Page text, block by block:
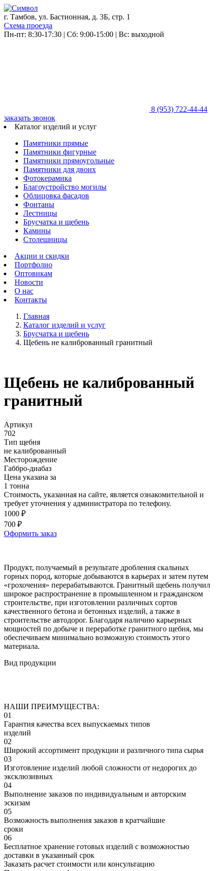
г. Тамбов, ул. Бастионная, д. 3Б, стр. 1
Схема проезда
Пн-пт: 8:30-17:30 | Сб: 9:00-15:00 | Вс: выходной
8 (953) 722-44-44
заказать звонок
Каталог изделий и услуг
Памятники прямые
Памятники фигурные
Памятники прямоугольные
Памятники для двоих
Фотокерамика
Благоустройство могилы
Облицовка фасадов
Фонтаны
Лестницы
Брусчатка и щебень
Камины
Столешницы
Акции и скидки
Портфолио
Оптовикам
Новости
О нас
Контакты
Главная
Каталог изделий и услуг
Брусчатка и щебень
Щебень не калиброванный гранитный
Щебень не калиброванный
гранитный
Артикул
702
Тип щебня
не калиброванный
Месторождение
Габбро-диабаз
Цена указана за
1 тонна
Стоимость, указанная на сайте, является ознакомительной и
требует уточнения у администратора по телефону.
1000 ₽
700 ₽
Оформить заказ
Продукт, получаемый в результате дробления скальных
горных пород, которые добываются в карьерах и затем путем
«грохочения» перерабатываются. Гранитный щебень получил
широкое распространение в промышленном и гражданском
строительстве, при изготовлении различных сортов
качественного бетона и бетонных изделий, а также в
строительстве автодорог. Благодаря наличию карьерных
мощностей по добыче и переработке гранитного щебня, мы
обеспечиваем минимально возможную стоимость этого
материала.
Вид продукции
НАШИ ПРЕИМУЩЕСТВА:
01
Гарантия качества всех выпускаемых типов
изделий
02
Широкий ассортимент продукции и различного типа сырья
03
Изготовление изделий любой сложности от недорогих до
эксклюзивных
04
Выполнение заказов по индивидуальным и авторским
эскизам
05
Возможность выполнения заказов в кратчайшие
сроки
06
Бесплатное хранение готовых изделий с возможностью
доставки в указанный срок
Заказать расчет стоимости или консультацию